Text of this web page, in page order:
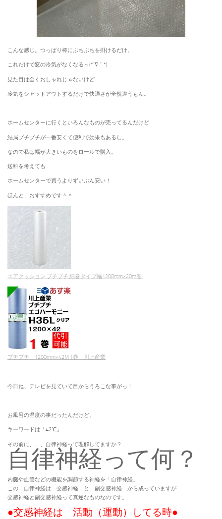
こんな感じ。つっぱり棒にぷちぷちを掛けるだけ。
これだけで窓の冷気がなくなる～(*´∇｀*)
見た目は全くおしゃれじゃないけど
冷気をシャットアウトするだけで快適さが全然違うもん。
ホームセンターに行くといろんなものが売ってるんだけど
結局プチプチが一番安くて便利で効果もあるし。
なので私は幅が大きいものをロールで購入。
送料を考えても
ホームセンターで買うよりずいぶん安い！
ほんと、おすすめです＾＾
エアクッション プチプチ 細巻タイプ幅1200mm×20m巻
プチプチ 1200mm×42M 1巻 川上産業
今日ね、テレビを見ていて目からうろこな事がっ！
お風呂の温度の事だったんだけど。
キーワードは「42℃」
その前に、、、自律神経って理解してますか？
自律神経って何？
内臓や血管などの機能を調節する神経を「自律神経」
この 自律神経は 交感神経 と 副交感神経 から成っていますが
交感神経と副交感神経って真逆なものなのです。
●交感神経は 活動（運動）してる時●